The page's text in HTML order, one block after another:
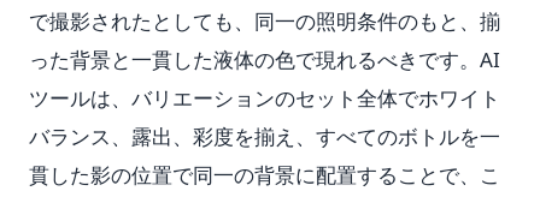
で撮影されたとしても、同一の照明条件のもと、揃
った背景と一貫した液体の色で現れるべきです。AI
ツールは、バリエーションのセット全体でホワイト
バランス、露出、彩度を揃え、すべてのボトルを一
貫した影の位置で同一の背景に配置することで、こ